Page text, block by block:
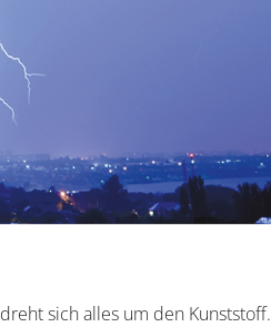
dreht sich alles um den Kunststoff.